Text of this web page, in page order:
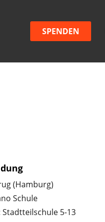
SPENDEN
(Hamburg)
Schule
Stadtteilschule 5-13